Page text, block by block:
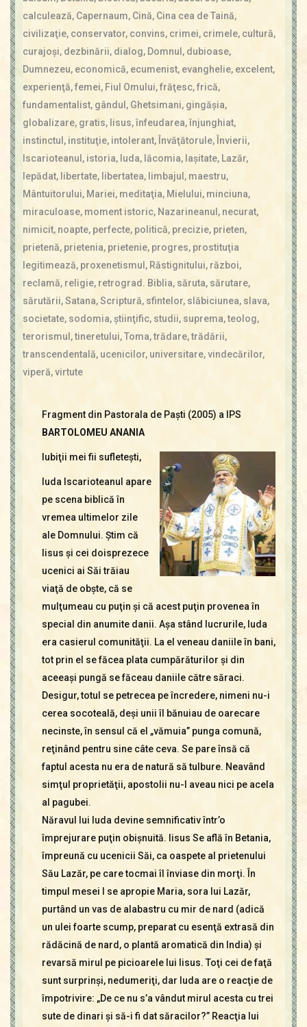
Icoane
Mărgăritare
Calendar
Contact
calculează, Capernaum, Cină, Cina cea de Taină,
civilizaţie, conservator, convins, crimei, crimele, cultură,
curajoşi, dezbinării, dialog, Domnul, dubioase,
Dumnezeu, economică, ecumenist, evanghelie, excelent,
experienţă,femei, Fiul Omului,frăţesc,frică,
fundamentalist, gândul, Ghetsimani, gingăşia,
globalizare, gratis, Iisus,înfeudarea,înjunghiat,
instinctul, instituţie, intolerant,Învăţătorule,Învierii,
Iscarioteanul, istoria, Iuda, lăcomia, laşitate, Lazăr,
lepădat, libertate, libertatea, limbajul, maestru,
Mântuitorului, Mariei, meditaţia, Mielului, minciuna,
miraculoase, moment istoric, Nazarineanul, necurat,
nimicit, noapte, perfecte, politică, precizie, prieten,
prietenă, prietenia, prietenie, progres, prostituţia
legitimează, proxenetismul, Răstignitului, război,
reclamă, religie, retrograd. Biblia, săruta, sărutare,
sărutării,Satana,Scriptură, sfintelor, slăbiciunea, slava,
societate, sodomia,ştiinţific, studii, suprema,teolog,
terorismul,tineretului,Toma,trădare,trădării,
transcendentală, ucenicilor, universitare,vindecărilor,
viperă,virtute
Fragment din Pastorala de Paşti (2005) a IPS
BARTOLOMEU ANANIA
Iubiţii mei fii sufleteşti,
Iuda Iscarioteanul apare
pe scena biblică în
vremea ultimelor zile
ale Domnului. Ştim că
Iisus şi cei doisprezece
ucenici ai Săi trăiau
viaţă de obşte, că se
mulţumeau cu puţin şi că acest puţin provenea în
special din anumite danii. Aşa stând lucrurile, Iuda
era casierul comunităţii. La el veneau daniile în bani,
tot prin el se făcea plata cumpărăturilor şi din
aceeaşi pungă se făceau daniile către săraci.
Desigur, totul se petrecea pe încredere, nimeni nu-i
cerea socoteală, deşi unii îl bănuiau de oarecare
necinste, în sensul că el „vămuia” punga comună,
reţinând pentru sine câte ceva. Se pare însă că
faptul acesta nu era de natură să tulbure. Neavând
simţul proprietăţii, apostolii nu-l aveau nici pe acela
al pagubei.
Năravul lui Iuda devine semnificativ într’o
împrejurare puţin obişnuită. Iisus Se află în Betania,
împreună cu ucenicii Săi, ca oaspete al prietenului
Său Lazăr, pe care tocmai îl înviase din morţi. În
timpul mesei I se apropie Maria, sora lui Lazăr,
purtând un vas de alabastru cu mir de nard (adică
un ulei foarte scump, preparat cu esenţă extrasă din
rădăcină de nard, o plantă aromatică din India) şi
revarsă mirul pe picioarele lui Iisus. Toţi cei de faţă
sunt surprinşi, nedumeriţi, dar Iuda are o reacţie de
împotrivire: „De ce nu s’a vândut mirul acesta cu trei
sute de dinari şi să-i fi dat săracilor?” Reacţia lui